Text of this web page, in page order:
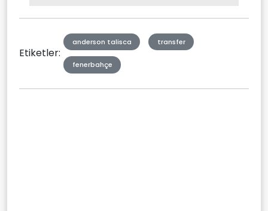
Etiketler:
anderson talisca transfer
fenerbahçe